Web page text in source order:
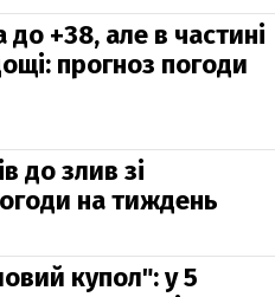
+38, але в частині
прогноз погоди
до злив зі
на тиждень
купол": у 5